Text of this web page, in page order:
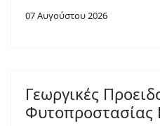
07 Αυγούστου 2026
Γεωργικές
Φυτοπροστασίας